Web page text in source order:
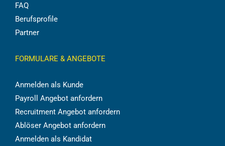
FAQ
Berufsprofile
Partner
FORMULARE & ANGEBOTE
Anmelden als Kunde
Payroll Angebot anfordern
Recruitment Angebot anfordern
Ablöser Angebot anfordern
Anmelden als Kandidat